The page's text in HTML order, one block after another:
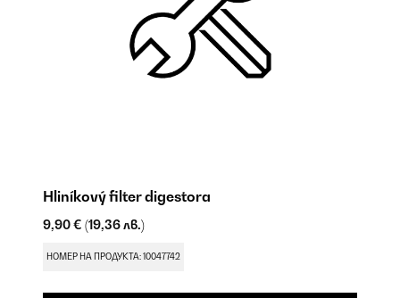
Hliníkový filter digestora
9,90 € (19,36 лв.)
НОМЕР НА ПРОДУКТА: 10047742